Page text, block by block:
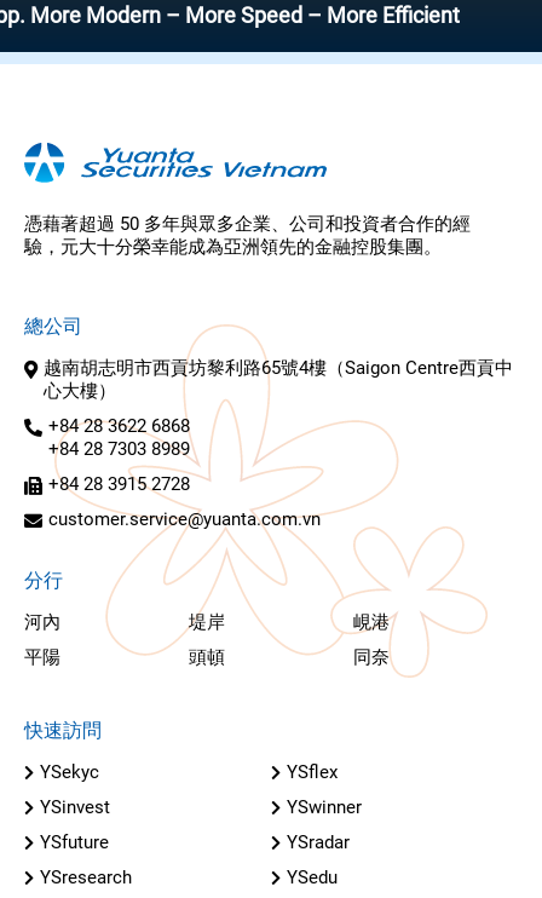
– More Speed – More Efficient
憑藉著超過 50 多年與眾多企業、公司和投資者合作的經
驗，元大十分榮幸能成為亞洲領先的金融控股集團。
總公司
越南胡志明市西貢坊黎利路65號4樓（Saigon Centre西貢中
心大樓）
+84 28 3622 6868
+84 28 7303 8989
+84 28 3915 2728
customer.service@yuanta.com.vn
分行
河內 堤岸
峴港
平陽
頭頓 同奈
快速訪問
YSekyc
YSflex
YSinvest
YSwinner
YSfuture
YSradar
YSresearch
YSedu